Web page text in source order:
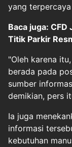
yang
Baca juga: CFD
Titik Parkir
"Oleh karena
berada pada
sumber
demikian, pers
Ia juga
informasi
kebutuhan